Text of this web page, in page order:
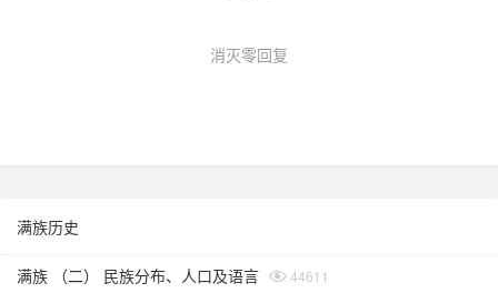
消灭零回复
满族历史
满族 （二） 民族分布、人口及语言 44611